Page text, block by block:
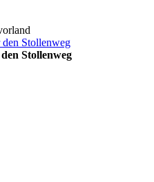
Stollenweg